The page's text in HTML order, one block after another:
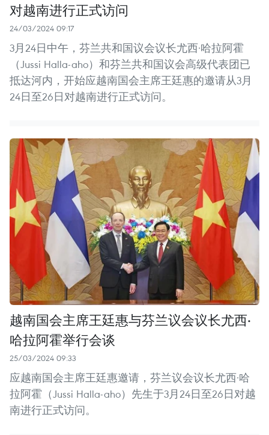
对越南进行正式访问
24/03/2024 09:17
3月24日中午，芬兰共和国议会议长尤西·哈拉阿霍
（Jussi Halla-aho）和芬兰共和国议会高级代表团已
抵达河内，开始应越南国会主席王廷惠的邀请从3月
24日至26日对越南进行正式访问。
越南国会主席王廷惠与芬兰议会议长尤西·
哈拉阿霍举行会谈
25/03/2024 09:33
应越南国会主席王廷惠邀请，芬兰议会议长尤西·哈
拉阿霍（Jussi Halla-aho）先生于3月24日至26日对越
南进行正式访问。